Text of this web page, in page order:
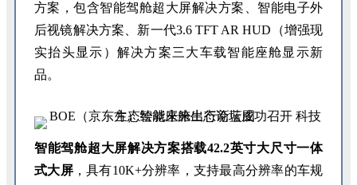
方案，包含智能驾舱超大屏解决方案、智能电子外
后视镜解决方案、新一代3.6 TFT AR HUD（增强现
实抬头显示）解决方案三大车载智能座舱显示新
品。
智能驾舱超大屏解决方案搭载42.2英寸大尺寸一体
式大屏，具有10K+分辨率，支持最高分辨率的车规